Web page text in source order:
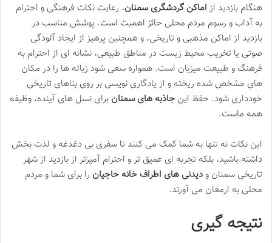
هنگام بازدید از اماکن گردشگری سمنان، رعایت نکات فرهنگی و احترام
به آداب و رسوم مردم محلی حائز اهمیت است. پوشش مناسب در
بازدید از اماکن مذهبی و تاریخی، و همچنین پرهیز از ایجاد آلودگی
صوتی یا تخریب محیط زیست در مناطق طبیعی، نشانه ای از احترام به
فرهنگ و طبیعت میزبان است. همواره سعی شود زباله ها را در مکان
های مشخص شده ریخته و از یادگاری نویسی بر روی بناهای تاریخی
خودداری شود. حفظ این جاذبه های سمنان برای نسل های آینده، وظیفه
همه ماست.
این نکات نه تنها به شما کمک می کنند تا سفری بی دغدغه و لذت بخش
داشته باشید، بلکه تجربه ای عمیق تر و احترام آمیزتر از بازدید از شهر
تاریخی سمنان و دیدنی های اطراف خانه حاجیان را برای شما و مردم
محلی به ارمغان می آورند.
نتیجه گیری